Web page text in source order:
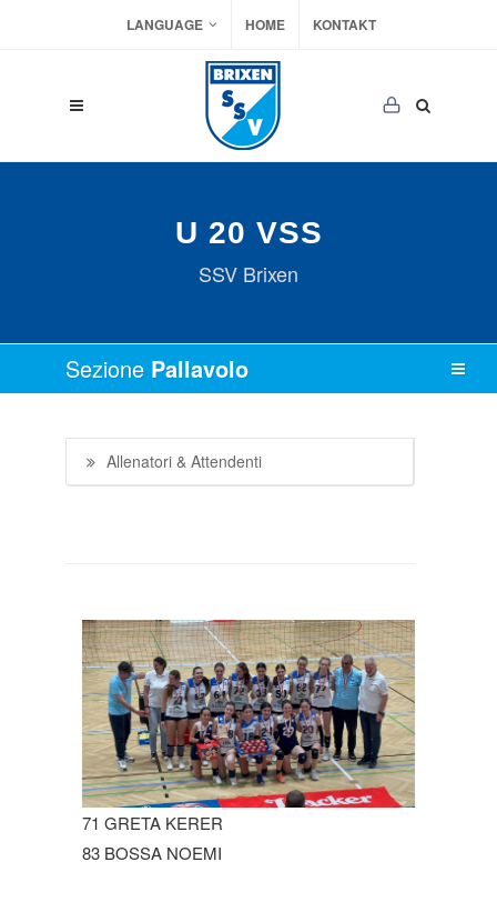
LANGUAGE HOME KONTAKT
U 20 VSS
SSV Brixen
Sezione Pallavolo
Allenatori & Attendenti
71 GRETA KERER
83 BOSSA NOEMI